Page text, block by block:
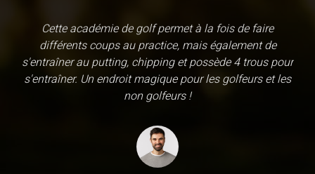
L'Academy de Gammarth comme son nom l'indique est
une école, en fait c'est un practice exceptionnel. il y a
évidemment un pratique classic sur tapis mais aussi
un sur herbe, des zones pour le chipping, les bumqers...
Vous y avez pensé, c'est à l'academy. Il n'y a pas assez
beauté de ce site